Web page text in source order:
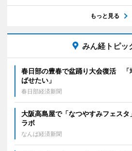
もっと見る
みん経トピッ
春日部の豊春で盆踊り大会復活 「
ばせたい」
春日部経済新聞
大阪高島屋で「なつやすみフェス
ラボ
なんば経済新聞